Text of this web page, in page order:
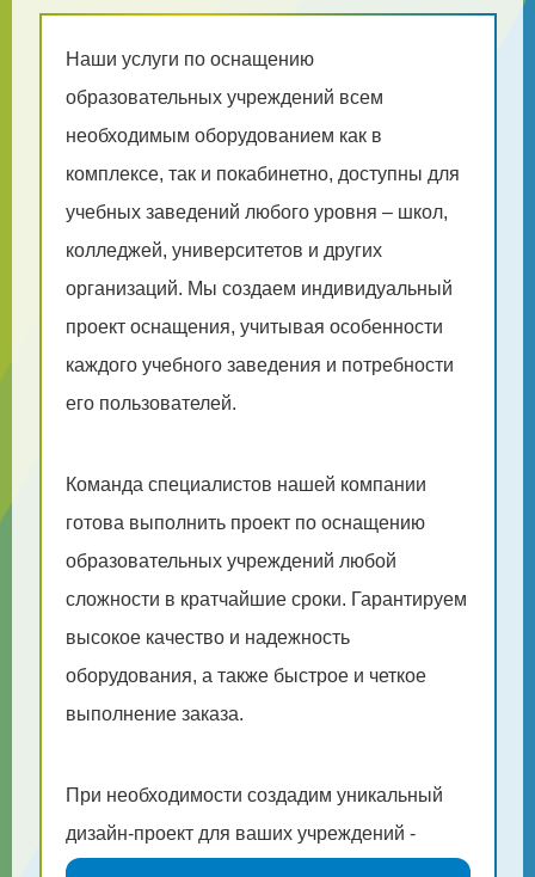
Наши услуги по оснащению
образовательных учреждений всем
необходимым оборудованием как в
комплексе, так и покабинетно, доступны для
учебных заведений любого уровня – школ,
колледжей, университетов и других
организаций. Мы создаем индивидуальный
проект оснащения, учитывая особенности
каждого учебного заведения и потребности
его пользователей.
Команда специалистов нашей компании
готова выполнить проект по оснащению
образовательных учреждений любой
сложности в кратчайшие сроки. Гарантируем
высокое качество и надежность
оборудования, а также быстрое и четкое
выполнение заказа.
При необходимости создадим уникальный
дизайн-проект для ваших учреждений -